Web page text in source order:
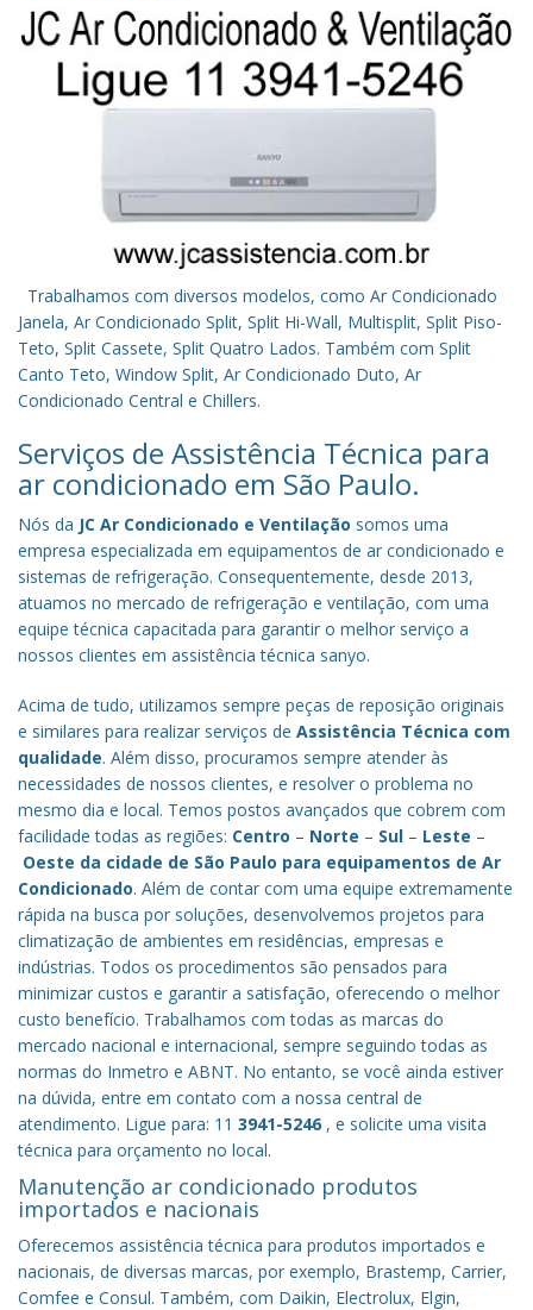
Trabalhamos com diversos modelos, como Ar Condicionado
Janela, Ar Condicionado Split, Split Hi-Wall, Multisplit, Split Piso-
Teto, Split Cassete, Split Quatro Lados. Também com Split
Canto Teto, Window Split, Ar Condicionado Duto, Ar
Condicionado Central e Chillers.
Serviços de Assistência Técnica para
ar condicionado em São Paulo.
Nós da JC Ar Condicionado e Ventilação somos uma
empresa especializada em equipamentos de ar condicionado e
sistemas de refrigeração. Consequentemente, desde 2013,
atuamos no mercado de refrigeração e ventilação, com uma
equipe técnica capacitada para garantir o melhor serviço a
nossos clientes em assistência técnica sanyo.
Acima de tudo, utilizamos sempre peças de reposição originais
e similares para realizar serviços de Assistência Técnica com
qualidade. Além disso, procuramos sempre atender às
necessidades de nossos clientes, e resolver o problema no
mesmo dia e local. Temos postos avançados que cobrem com
facilidade todas as regiões: Centro – Norte – Sul – Leste –
Oeste da cidade de São Paulo para equipamentos de Ar
Condicionado. Além de contar com uma equipe extremamente
rápida na busca por soluções, desenvolvemos projetos para
climatização de ambientes em residências, empresas e
indústrias. Todos os procedimentos são pensados para
minimizar custos e garantir a satisfação, oferecendo o melhor
custo benefício. Trabalhamos com todas as marcas do
mercado nacional e internacional, sempre seguindo todas as
normas do Inmetro e ABNT. No entanto, se você ainda estiver
na dúvida, entre em contato com a nossa central de
atendimento. Ligue para: 11 3941-5246 , e solicite uma visita
técnica para orçamento no local.
Manutenção ar condicionado produtos
importados e nacionais
Oferecemos assistência técnica para produtos importados e
nacionais, de diversas marcas, por exemplo, Brastemp, Carrier,
Comfee e Consul. Também, com Daikin, Electrolux, Elgin,